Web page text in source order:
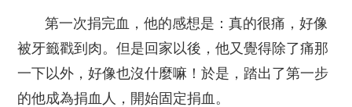
第一次捐完血，他的感想是：真的很痛，好像
被牙籤戳到肉。但是回家以後，他又覺得除了痛那
一下以外，好像也沒什麼嘛！於是，踏出了第一步
的他成為捐血人，開始固定捐血。